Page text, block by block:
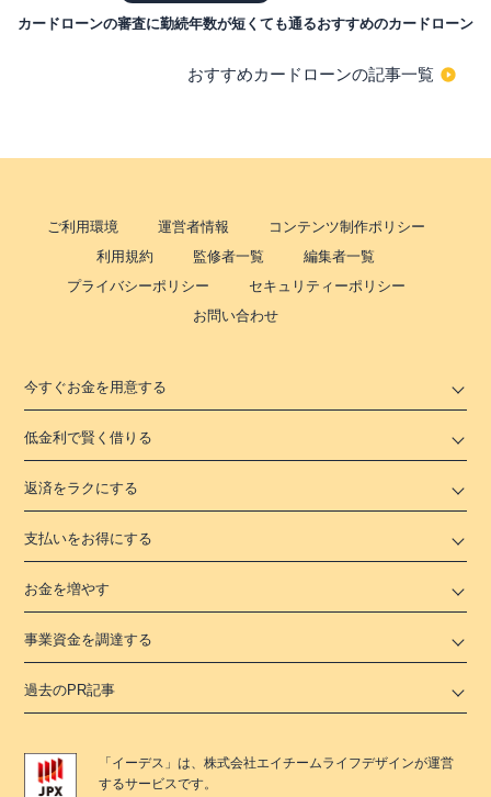
カードローンの審査に勤続年数が短くても通るおすすめのカードローン
おすすめカードローンの記事一覧
ご利用環境 運営者情報
コンテンツ制作ポリシー
利用規約
監修者一覧
編集者一覧
プライバシーポリシー
セキュリティーポリシー
お問い合わせ
今すぐお金を用意する
低金利で賢く借りる
返済をラクにする
支払いをお得にする
お金を増やす
事業資金を調達する
過去のPR記事
「 イーデス 」は、株式会社エイチームライフデザインが運営
するサービスです。